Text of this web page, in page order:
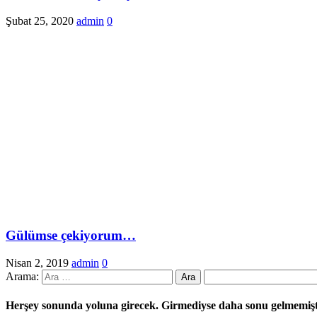
Şubat 25, 2020 admin 0
Gülümse çekiyorum…
Nisan 2, 2019 admin 0
Arama:
Herşey sonunda yoluna girecek. Girmediyse daha sonu